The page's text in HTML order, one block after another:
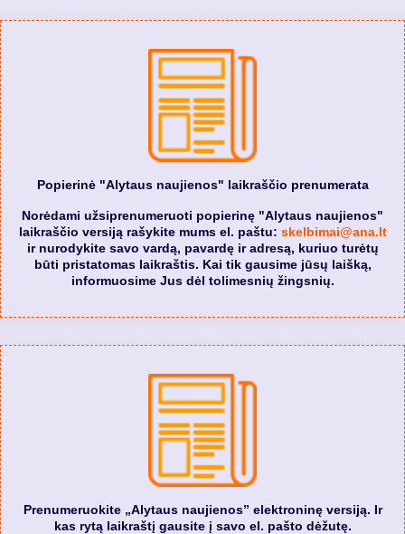
Popierinė "Alytaus naujienos" laikraščio prenumerata
Norėdami užsiprenumeruoti popierinę "Alytaus naujienos"
laikraščio versiją rašykite mums el. paštu: skelbimai@ana.lt
ir nurodykite savo vardą, pavardę ir adresą, kuriuo turėtų
būti pristatomas laikraštis. Kai tik gausime jūsų laišką,
informuosime Jus dėl tolimesnių žingsnių.
Prenumeruokite „Alytaus naujienos” elektroninę versiją. Ir
kas rytą laikraštį gausite į savo el. pašto dėžutę.